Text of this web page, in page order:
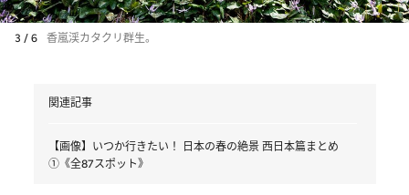
3 / 6 香嵐渓カタクリ群生。
関連記事
【画像】いつか行きたい！ 日本の春の絶景 西日本篇まとめ
①《全87スポット》